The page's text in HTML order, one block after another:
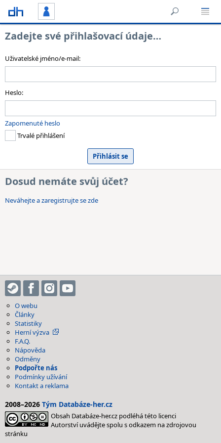
Zadejte své přihlašovací údaje…
Uživatelské jméno/e-mail:
Heslo:
Zapomenuté heslo
Trvalé přihlášení
Dosud nemáte svůj účet?
Neváhejte a zaregistrujte se zde
O webu
Články
Statistiky
Herní výzva
F.A.Q.
Nápověda
Odměny
Podpořte nás
Podmínky užívání
Kontakt a reklama
2008–2026 Tým Databáze-her.cz
Obsah Databáze-her.cz podléhá této licenci
Autorství uvádějte spolu s odkazem na zdrojovou
stránku